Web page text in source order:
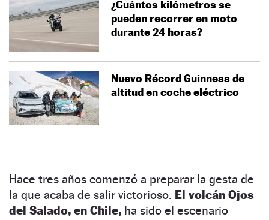
¿Cuántos kilómetros se
pueden recorrer en moto
durante 24 horas?
Nuevo Récord Guinness de
altitud en coche eléctrico
Hace tres años comenzó a preparar la gesta de
la que acaba de salir victorioso. El volcán Ojos
del Salado, en Chile, ha sido el escenario